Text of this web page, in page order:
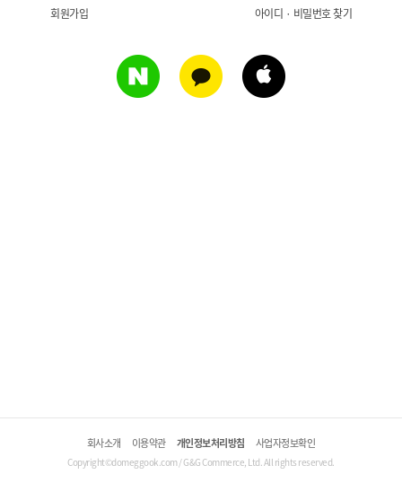
회원가입 아이디 · 비밀번호 찾기
회사소개 이용약관 개인정보처리방침 사업자정보확인
Copyright©domeggook.com / G&G Commerce, Ltd. All rights reserved.